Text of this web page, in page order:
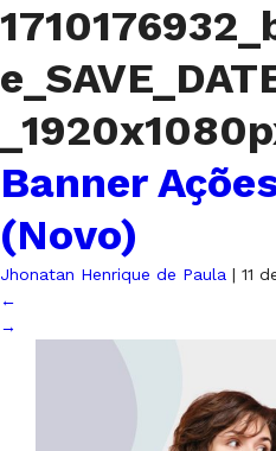
Banner
(Novo)
Jhonatan Henrique de Paula | 11
←
→